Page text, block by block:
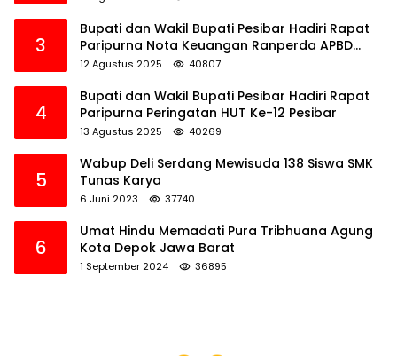
3
Bupati dan Wakil Bupati Pesibar Hadiri Rapat
Paripurna Nota Keuangan Ranperda APBD
Perubahan TA 2025
12 Agustus 2025 40807
4
Bupati dan Wakil Bupati Pesibar Hadiri Rapat
Paripurna Peringatan HUT Ke-12 Pesibar
13 Agustus 2025 40269
5
Wabup Deli Serdang Mewisuda 138 Siswa SMK
Tunas Karya
6 Juni 2023 37740
6
Umat Hindu Memadati Pura Tribhuana Agung
Kota Depok Jawa Barat
1 September 2024 36895